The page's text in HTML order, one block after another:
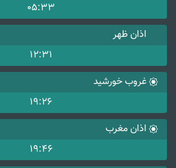
05:33
اذان ظهر
12:31
غروب خورشید
19:26
اذان مغرب
19:46